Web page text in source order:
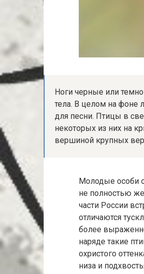
Ноги черные или
тела. В целом на фоне
для песни. Птицы в
некоторых из них на
вершиной крупных
Молодые особи
не полностью
части России
отличаются
более
наряде такие
охристого
низа и